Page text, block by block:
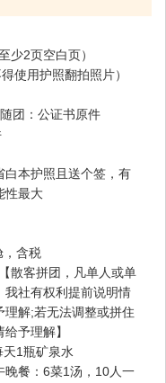
至少2页空白页）
使用护照翻拍照片）
亲随团：公证书原件
白本护照且送个签，有
性最大
，含税
我社有权利提前说明情
解;若无法调整或拼住
予理解】
天1瓶矿泉水
晚餐：6菜1汤，10人一